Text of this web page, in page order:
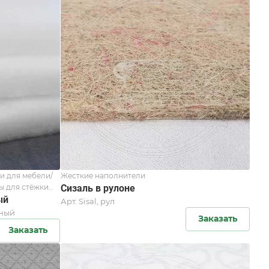
для мебели/
для стёжки
Заказать
Жесткие наполнители
Сизаль в рулоне
Арт. Sisal, рул
Заказать